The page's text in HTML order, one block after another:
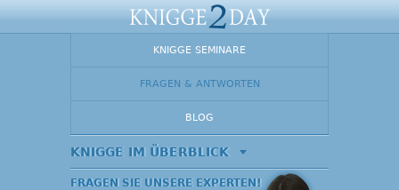
KNIGGE SEMINARE
FRAGEN & ANTWORTEN
BLOG
KNIGGE IM ÜBERBLICK
FRAGEN SIE UNSERE EXPERTEN!